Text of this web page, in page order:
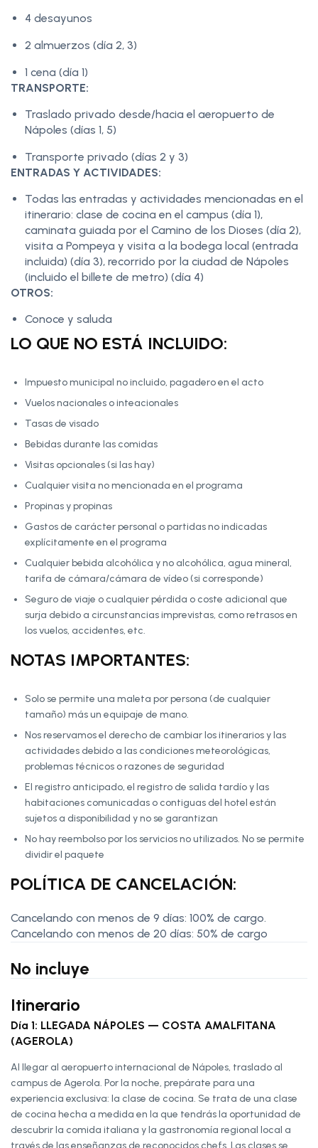
4 desayunos
2 almuerzos (día 2, 3)
1 cena (día 1)
TRANSPORTE:
Traslado privado desde/hacia el aeropuerto de
Nápoles (días 1, 5)
Transporte privado (días 2 y 3)
ENTRADAS Y ACTIVIDADES:
Todas las entradas y actividades mencionadas en el
itinerario: clase de cocina en el campus (día 1),
caminata guiada por el Camino de los Dioses (día 2),
visita a Pompeya y visita a la bodega local (entrada
incluida) (día 3), recorrido por la ciudad de Nápoles
(incluido el billete de metro) (día 4)
OTROS:
Conoce y saluda
LO QUE NO ESTÁ INCLUIDO:
Impuesto municipal no incluido, pagadero en el acto
Vuelos nacionales o inteacionales
Tasas de visado
Bebidas durante las comidas
Visitas opcionales (si las hay)
Cualquier visita no mencionada en el programa
Propinas y propinas
Gastos de carácter personal o partidas no indicadas
explícitamente en el programa
Cualquier bebida alcohólica y no alcohólica, agua mineral,
tarifa de cámara/cámara de vídeo (si corresponde)
Seguro de viaje o cualquier pérdida o coste adicional que
surja debido a circunstancias imprevistas, como retrasos en
los vuelos, accidentes, etc.
NOTAS IMPORTANTES:
Solo se permite una maleta por persona (de cualquier
tamaño) más un equipaje de mano.
Nos reservamos el derecho de cambiar los itinerarios y las
actividades debido a las condiciones meteorológicas,
problemas técnicos o razones de seguridad
El registro anticipado, el registro de salida tardío y las
habitaciones comunicadas o contiguas del hotel están
sujetos a disponibilidad y no se garantizan
No hay reembolso por los servicios no utilizados. No se permite
dividir el paquete
POLÍTICA DE CANCELACIÓN:
Cancelando con menos de 9 días: 100% de cargo.
Cancelando con menos de 20 días: 50% de cargo
No incluye
Itinerario
Día 1: LLEGADA NÁPOLES — COSTA AMALFITANA
(AGEROLA)
Al llegar al aeropuerto internacional de Nápoles, traslado al
campus de Agerola. Por la noche, prepárate para una
experiencia exclusiva: la clase de cocina. Se trata de una clase
de cocina hecha a medida en la que tendrás la oportunidad de
descubrir la comida italiana y la gastronomía regional local a